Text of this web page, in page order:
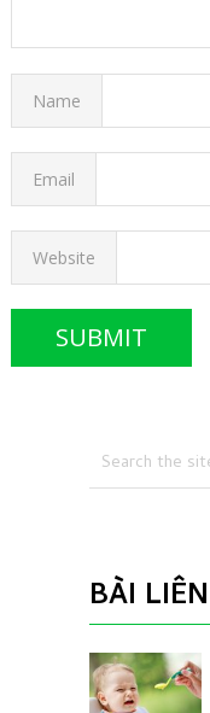
Name
Email
Website
BÀI